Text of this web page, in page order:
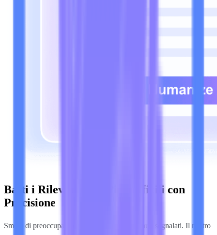
Batti i Rilevatori AI Più Difficili con
Precisione
Smetti di preoccuparti di falsi positivi o contenuti segnalati. Il nostro